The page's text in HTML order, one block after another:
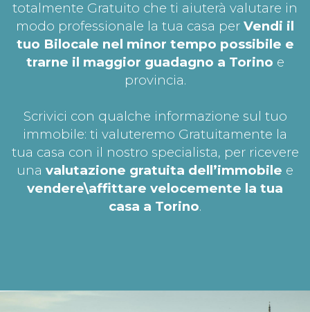
totalmente Gratuito che ti aiuterà valutare in
modo professionale la tua casa per Vendi il
tuo Bilocale nel minor tempo possibile e
trarne il maggior guadagno a Torino e
provincia.
Scrivici con qualche informazione sul tuo
immobile: ti valuteremo Gratuitamente la
tua casa con il nostro specialista, per ricevere
una valutazione gratuita dell’immobile e
vendere\affittare velocemente la tua
casa a Torino.